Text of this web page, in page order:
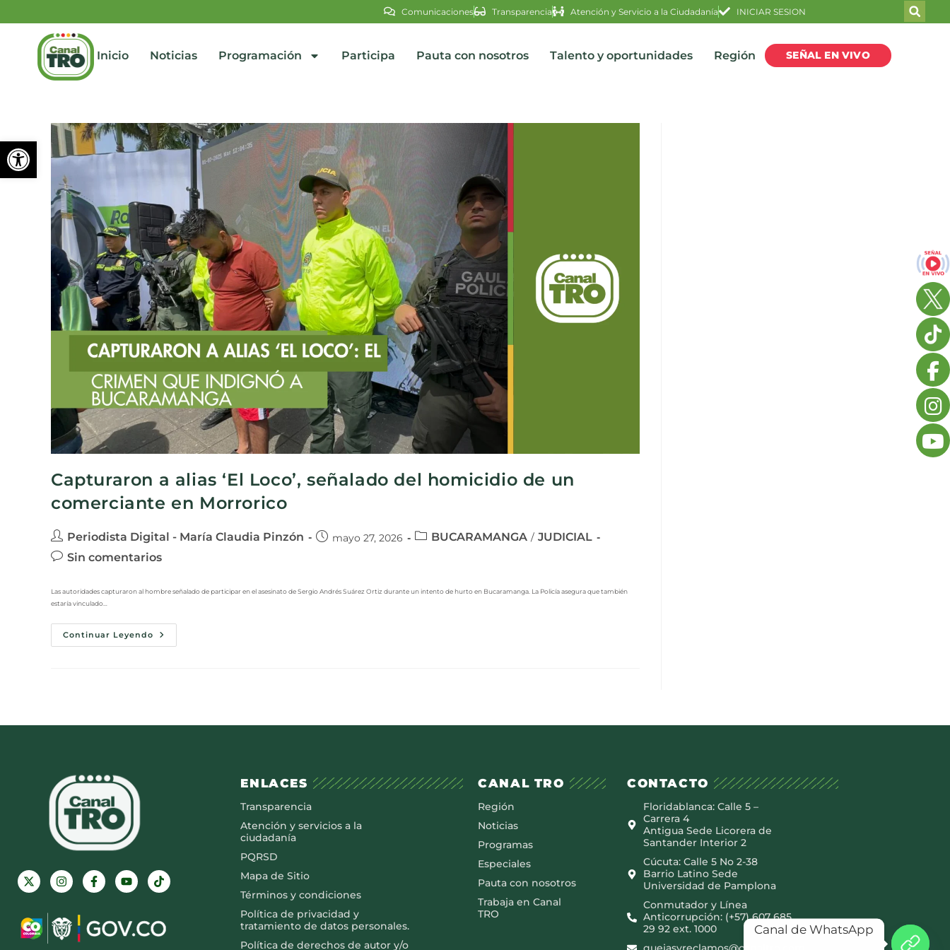
Abrir barra de herramientas
Comunicaciones Transparencia Atención y Servicio a la Ciudadanía INICIAR SESION
Inicio Noticias Programación Participa Pauta con nosotros Talento y oportunidades Región SEÑAL EN VIVO
Capturaron a alias ‘El Loco’, señalado del homicidio de un
comerciante en Morrorico
Periodista Digital - María Claudia Pinzón mayo 27, 2026 BUCARAMANGA / JUDICIAL
Sin comentarios
Las autoridades capturaron al hombre señalado de participar en el asesinato de Sergio Andrés Suárez Ortiz durante un intento de hurto en Bucaramanga. La Policía asegura que también
estaría vinculado…
Continuar Leyendo
ENLACES
Transparencia
Atención y servicios a la
ciudadanía
PQRSD
Mapa de Sitio
Términos y condiciones
Política de privacidad y
tratamiento de datos personales.
Política de derechos de autor y/o
CANAL TRO
Región
Noticias
Programas
Especiales
Pauta con nosotros
Trabaja en Canal
TRO
CONTACTO
Floridablanca: Calle 5 –
Carrera 4
Antigua Sede Licorera de
Santander Interior 2
Cúcuta: Calle 5 No 2-38
Barrio Latino Sede
Universidad de Pamplona
Conmutador y Línea
Anticorrupción: (+57) 607 685
29 92 ext. 1000
Canal de WhatsApp